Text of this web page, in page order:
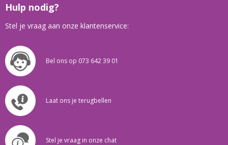
Hulp nodig?
Stel je vraag aan onze klantenservice:
Bel ons op 073 642 39 01
Laat ons je terugbellen
Stel je vraag in onze chat